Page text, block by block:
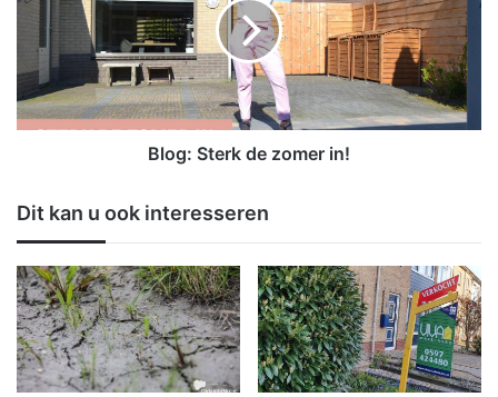
a
n
t
r
i
j
f
r
i
s
e
t
e
r
z
o
m
e
r
i
n
!
Blog: Sterk de zomer in!
Dit kan u ook interesseren